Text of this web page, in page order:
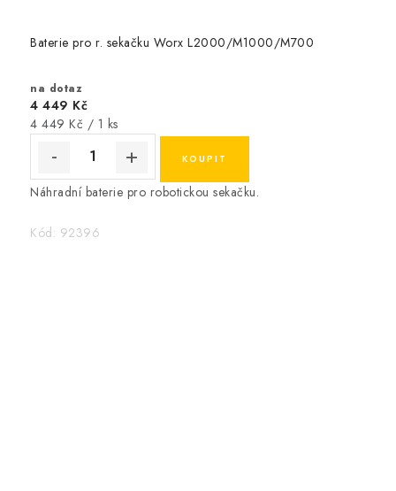
Baterie pro r. sekačku Worx L2000/M1000/M700
na dotaz
4 449 Kč
Měrná
4 449 Kč / 1 ks
Náhradní baterie pro robotickou sekačku.
Kód: 92396